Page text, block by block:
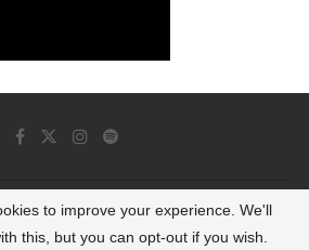
Dash All Rights Reserved
to improve your experience. We'll
this, but you can opt-out if you wish.